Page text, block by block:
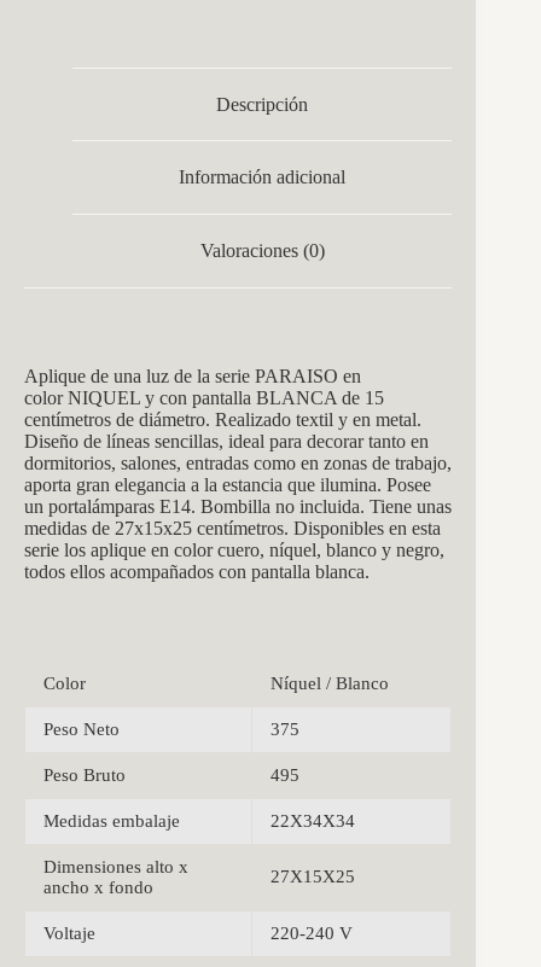
Descripción
Información adicional
Valoraciones (0)
Aplique de una luz de la serie PARAISO en
color NIQUEL y con pantalla BLANCA de 15
centímetros de diámetro. Realizado textil y en metal.
Diseño de líneas sencillas, ideal para decorar tanto en
dormitorios, salones, entradas como en zonas de trabajo,
aporta gran elegancia a la estancia que ilumina. Posee
un portalámparas E14. Bombilla no incluida. Tiene unas
medidas de 27x15x25 centímetros. Disponibles en esta
serie los aplique en color cuero, níquel, blanco y negro,
todos ellos acompañados con pantalla blanca.
Color Níquel / Blanco
Peso Neto 375
Peso Bruto 495
Medidas embalaje 22X34X34
Dimensiones alto x
ancho x fondo
27X15X25
Voltaje 220-240 V